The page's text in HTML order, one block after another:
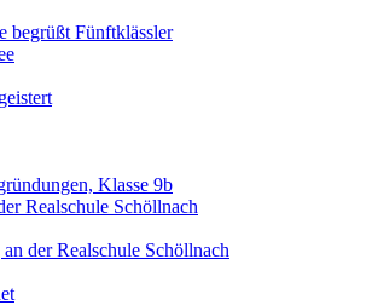
begrüßt Fünftklässler
Klasse 9b
Realschule Schöllnach
der Realschule Schöllnach